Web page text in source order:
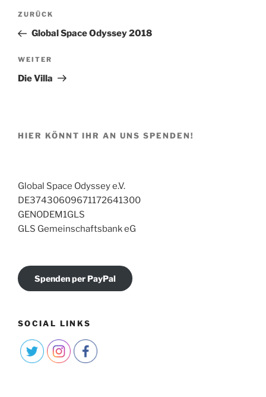
Beitragsnavigation
Vorheriger
Beitrag
ZURÜCK
Global Space Odyssey 2018
Nächster
Beitrag
WEITER
Die Villa
HIER KÖNNT IHR AN UNS SPENDEN!
Global Space Odyssey e.V.
DE37430609671172641300
GENODEM1GLS
GLS Gemeinschaftsbank eG
Spenden per PayPal
SOCIAL LINKS